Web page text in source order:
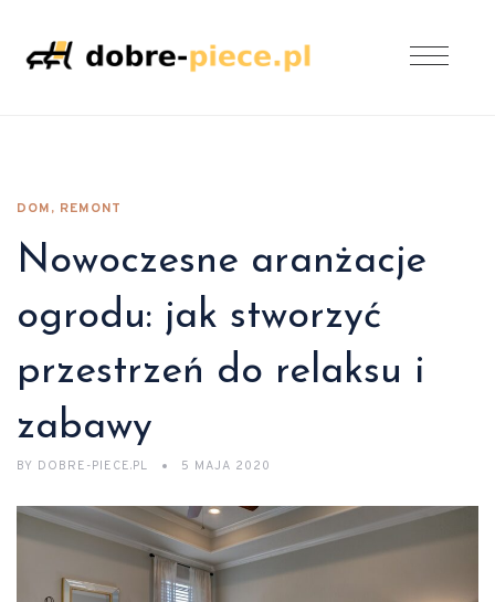
DOM, REMONT
Nowoczesne aranżacje
ogrodu: jak stworzyć
przestrzeń do relaksu i
zabawy
BY DOBRE-PIECE.PL 5 MAJA 2020